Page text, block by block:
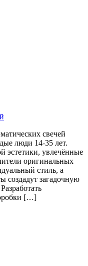
свечей
люди 14-35 лет.
эстетики, увлечённые
оригинальных
стиль, а
создадут загадочную
[…]